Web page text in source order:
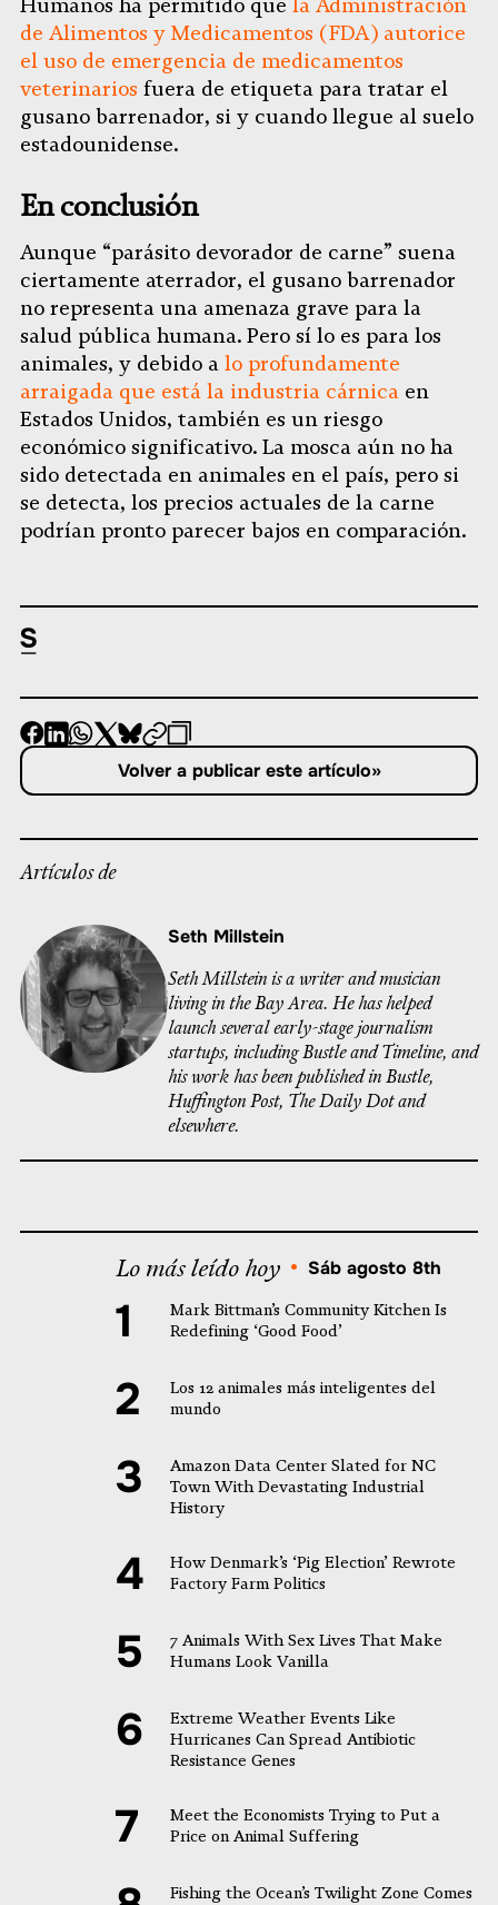
Humanos ha permitido que la Administración
de Alimentos y Medicamentos (FDA) autorice
el uso de emergencia de medicamentos
veterinarios fuera de etiqueta para tratar el
gusano barrenador, si y cuando llegue al suelo
estadounidense.
En conclusión
Aunque “parásito devorador de carne” suena
ciertamente aterrador, el gusano barrenador
no representa una amenaza grave para la
salud pública humana. Pero sí lo es para los
animales, y debido a lo profundamente
arraigada que está la industria cárnica en
Estados Unidos, también es un riesgo
económico significativo. La mosca aún no ha
sido detectada en animales en el país, pero si
se detecta, los precios actuales de la carne
podrían pronto parecer bajos en comparación.
-
-
-
-
en
-
en
-
Copiar
Volver a publicar este artículo»
Artículos de
Seth Millstein
Seth Millstein is a writer and musician
living in the Bay Area. He has helped
launch several early-stage journalism
startups, including Bustle and Timeline, and
his work has been published in Bustle,
Huffington Post, The Daily Dot and
elsewhere.
Lo más leído hoy • Sáb agosto 8th
Mark Bittman’s Community Kitchen Is
Redefining ‘Good Food’
Los 12 animales más inteligentes del
mundo
Amazon Data Center Slated for NC
Town With Devastating Industrial
History
How Denmark’s ‘Pig Election’ Rewrote
Factory Farm Politics
7 Animals With Sex Lives That Make
Humans Look Vanilla
Extreme Weather Events Like
Hurricanes Can Spread Antibiotic
Resistance Genes
Meet the Economists Trying to Put a
Price on Animal Suffering
Fishing the Ocean’s Twilight Zone Comes